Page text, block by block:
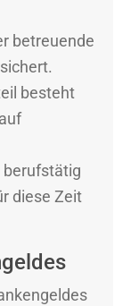
betreuende
besteht
berufstätig
diese Zeit